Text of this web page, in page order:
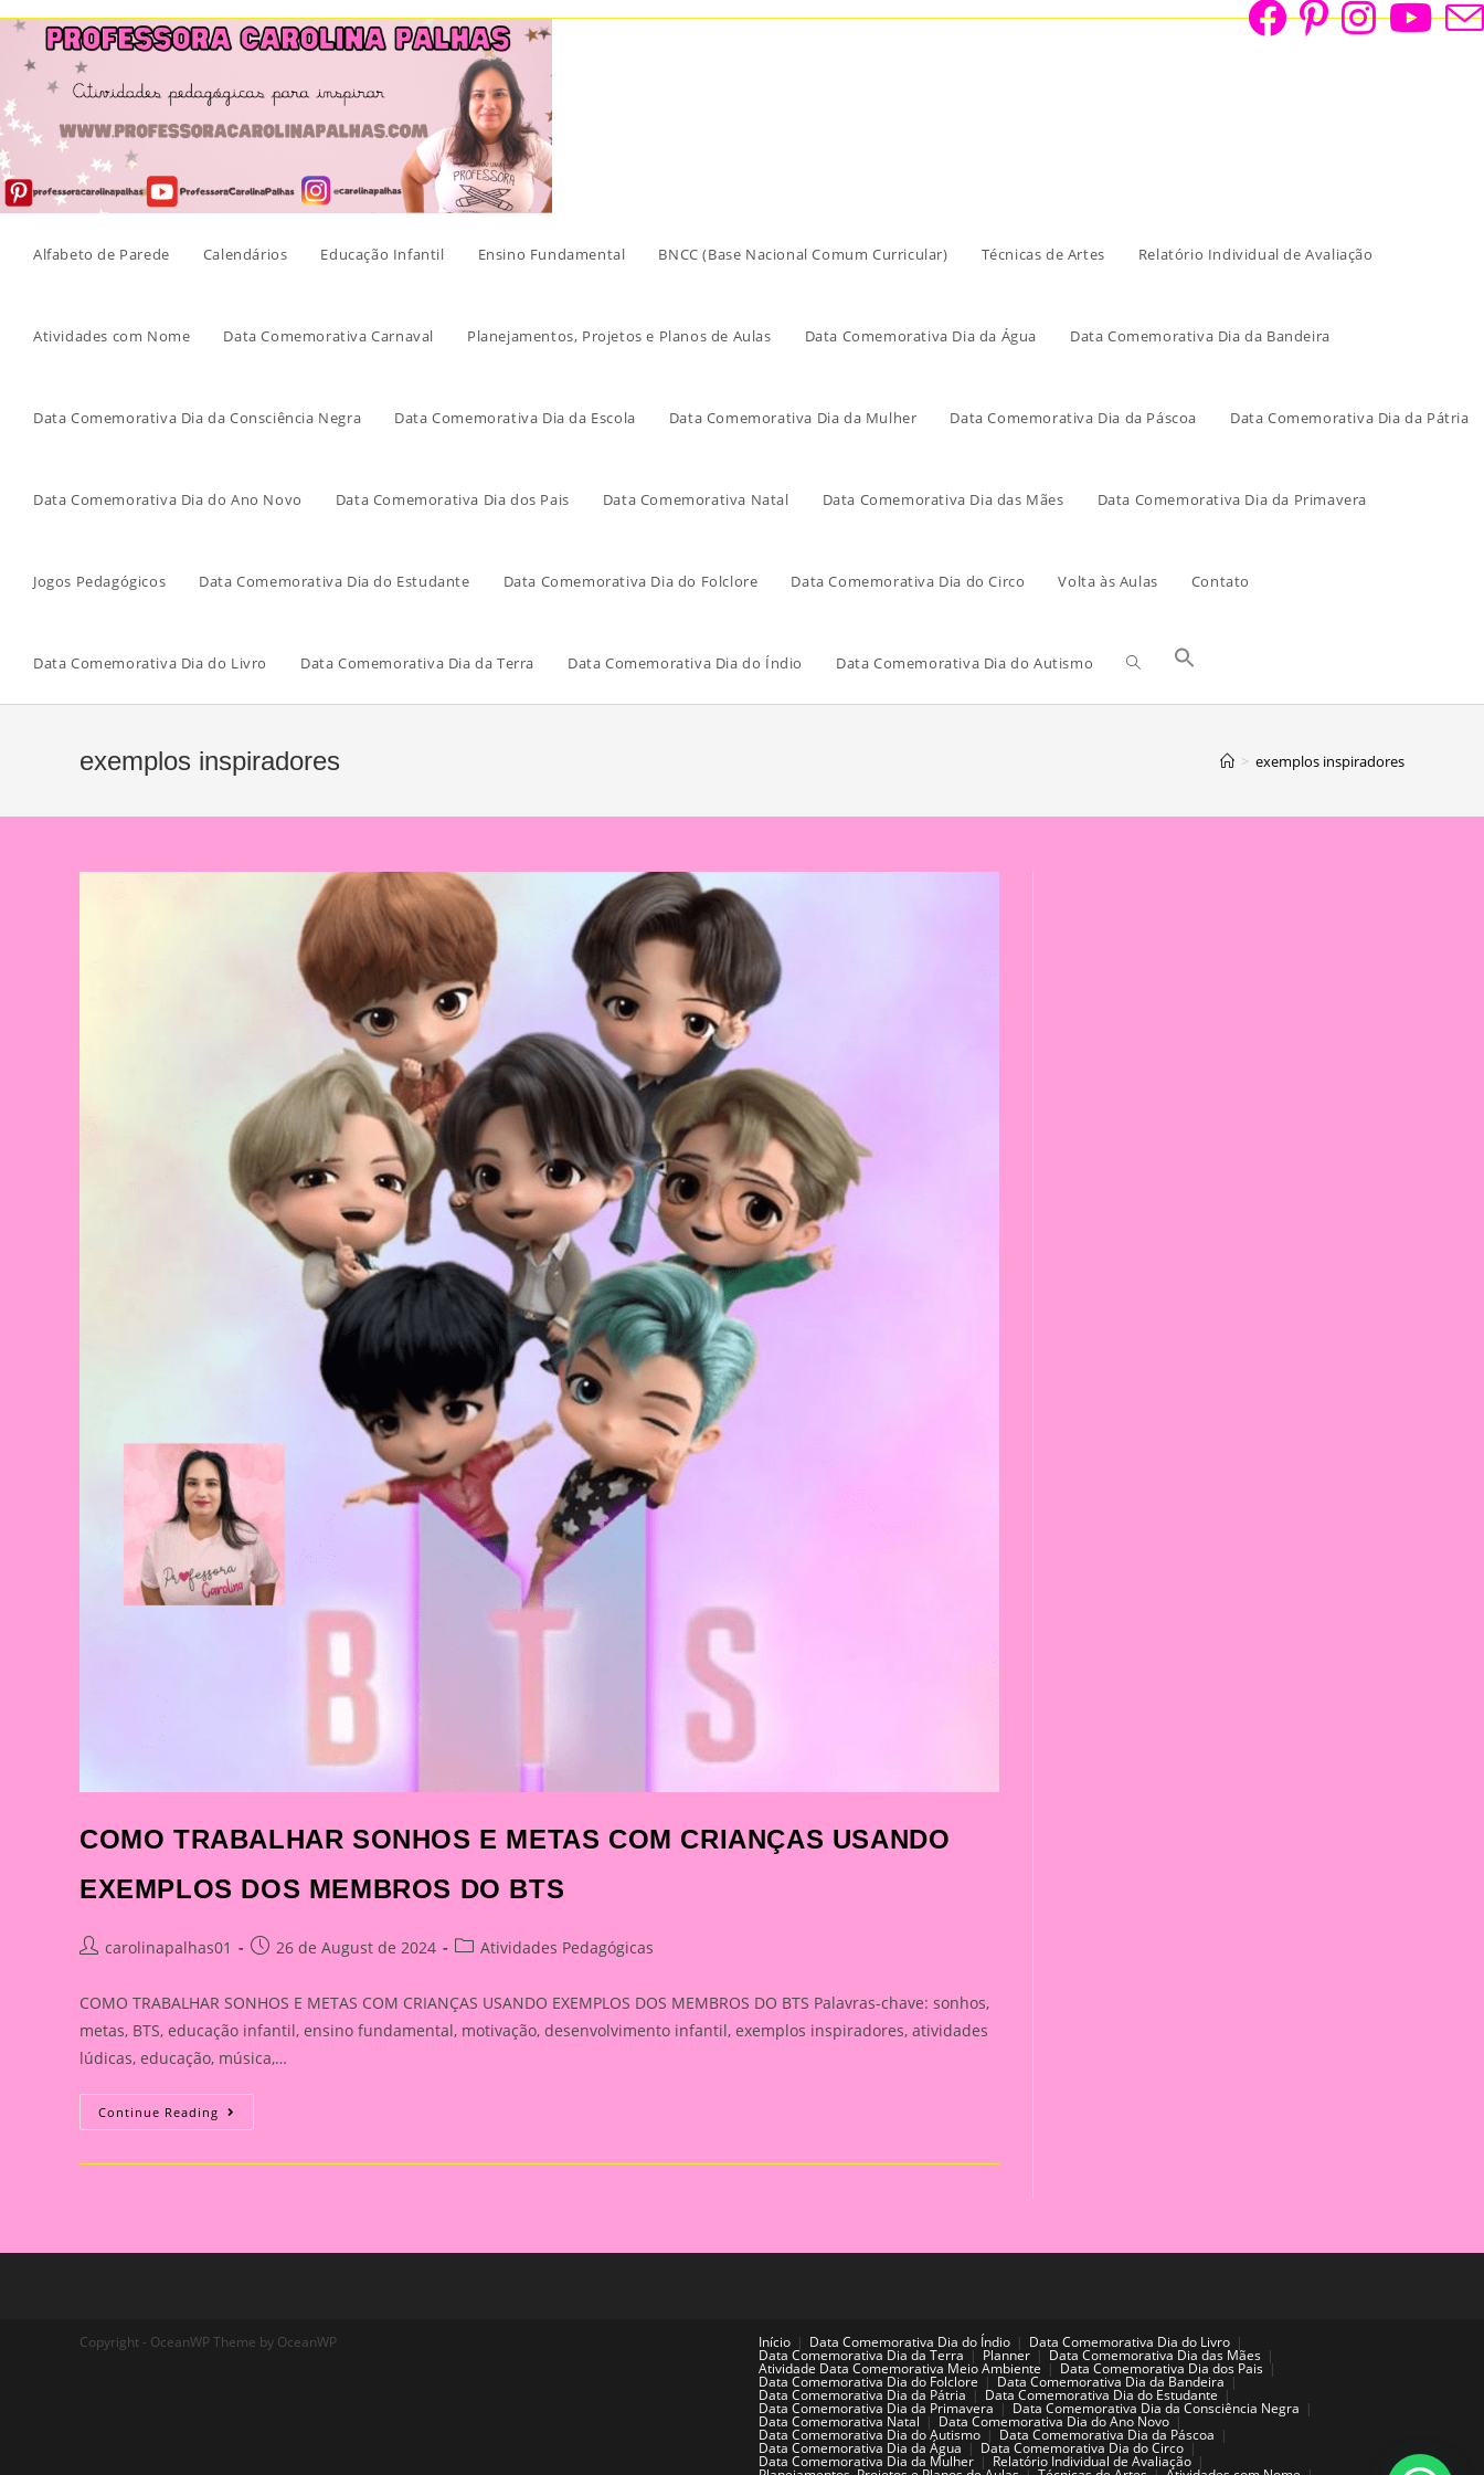
Skip
content
Alfabeto de Parede Calendários Educação Infantil Ensino Fundamental BNCC (Base Nacional Comum Curricular) Técnicas de Artes Relatório Individual de Avaliação
Atividades com Nome Data Comemorativa Carnaval Planejamentos, Projetos e Planos de Aulas Data Comemorativa Dia da Água Data Comemorativa Dia da Bandeira
Data Comemorativa Dia da Consciência Negra Data Comemorativa Dia da Escola Data Comemorativa Dia da Mulher Data Comemorativa Dia da Páscoa Data Comemorativa Dia da Pátria
Data Comemorativa Dia do Ano Novo Data Comemorativa Dia dos Pais Data Comemorativa Natal Data Comemorativa Dia das Mães Data Comemorativa Dia da Primavera
Jogos Pedagógicos Data Comemorativa Dia do Estudante Data Comemorativa Dia do Folclore Data Comemorativa Dia do Circo Volta às Aulas Contato
Data Comemorativa Dia do Livro Data Comemorativa Dia da Terra Data Comemorativa Dia do Índio Data Comemorativa Dia do Autismo
exemplos inspiradores > exemplos inspiradores
COMO TRABALHAR SONHOS E METAS COM CRIANÇAS USANDO
EXEMPLOS DOS MEMBROS DO BTS
Postcarolinapalhas01
Post26 de August de 2024
PostAtividades Pedagógicas
COMO TRABALHAR SONHOS E METAS COM CRIANÇAS USANDO EXEMPLOS DOS MEMBROS DO BTS Palavras-chave: sonhos,
metas, BTS, educação infantil, ensino fundamental, motivação, desenvolvimento infantil, exemplos inspiradores, atividades
lúdicas, educação, música,…
Continue Reading COMO
TRABALHAR
E
DOS
Início Data Comemorativa Dia do Índio Data Comemorativa Dia do Livro
Data Comemorativa Dia da Terra Planner Data Comemorativa Dia das Mães
Atividade Data Comemorativa Meio Ambiente Data Comemorativa Dia dos Pais
Data Comemorativa Dia do Folclore Data Comemorativa Dia da Bandeira
Data Comemorativa Dia da Pátria Data Comemorativa Dia do Estudante
Data Comemorativa Dia da Primavera Data Comemorativa Dia da Consciência Negra
Data Comemorativa Natal Data Comemorativa Dia do Ano Novo
Data Comemorativa Dia do Autismo Data Comemorativa Dia da Páscoa
Data Comemorativa Dia da Água Data Comemorativa Dia do Circo
Data Comemorativa Dia da Mulher Relatório Individual de Avaliação
Copyright - OceanWP Theme by OceanWP